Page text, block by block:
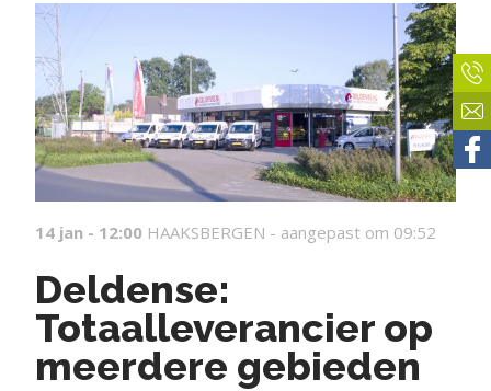
14 jan - 12:00 HAAKSBERGEN - aangepast om 09:52
Deldense:
Totaalleverancier op
meerdere gebieden